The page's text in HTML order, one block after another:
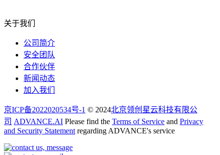
关于我们
公司简介
安全团队
合作伙伴
新闻动态
加入我们
京ICP备2022020534号-1 © 2024北京领创星云科技有限公
司 ADVANCE.AI Please find the Terms of Service and Privacy
and Security Statement regarding ADVANCE's service